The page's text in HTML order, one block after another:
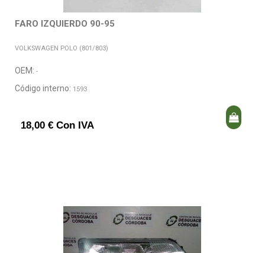
FARO IZQUIERDO 90-95
VOLKSWAGEN POLO (801/803)
OEM: -
Código interno: 1593
18,00 € Con IVA